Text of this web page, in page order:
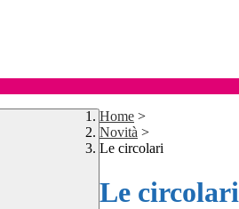
Home >
Novità >
Le circolari
Le circolari